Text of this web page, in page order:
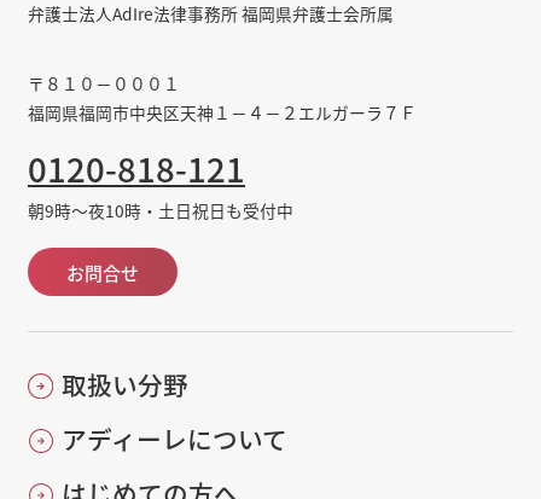
弁護士法人AdIre法律事務所 福岡県弁護士会所属
〒８１０－０００１
福岡県福岡市中央区天神１－４－２エルガーラ７Ｆ
0120-818-121
朝9時～夜10時・土日祝日も受付中
お問合せ
取扱い分野
アディーレについて